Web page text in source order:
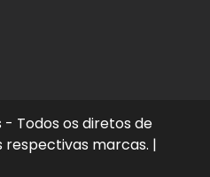
- Todos os diretos de
respectivas marcas. |